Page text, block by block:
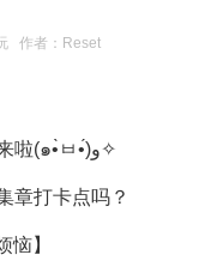
作者：Reset
你们的 CJArena运营菌 又回来啦(๑•̀ㅂ•́)و✧
章打卡点吗？
恼】